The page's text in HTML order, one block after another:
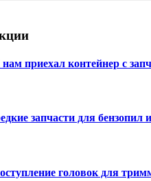
электроинструмента другие
узлы
электроинструмента
нам приехал контейнер с
запчасти для бензопил
головок для